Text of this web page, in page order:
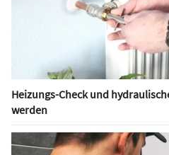
Heizungs-Check und
werden